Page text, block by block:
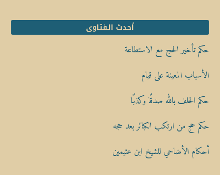
أحدث الفتاوى
حكم تأخير الحج مع الاستطاعة
الأسباب المعينة على قيام
حكم الحلف بالله صدقًا وكذبًا
حكم حج من ارتكب الكبائر بعد حجه
أحكام الأضاحي للشيخ ابن عثيمين